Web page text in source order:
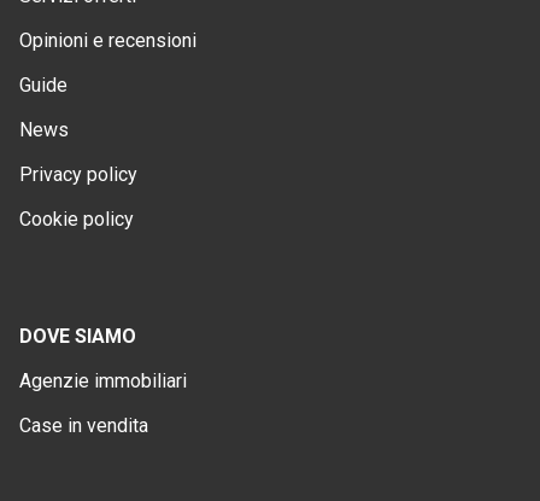
Opinioni e recensioni
Guide
News
Privacy policy
Cookie policy
DOVE SIAMO
Agenzie immobiliari
Case in vendita